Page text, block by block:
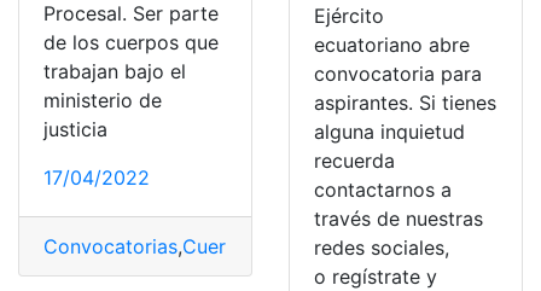
Procesal. Ser parte
de los cuerpos que
trabajan bajo el
ministerio de
justicia
17/04/2022
Convocatorias,Cuerpo España,Justicia,ministerio
Ejército
ecuatoriano abre
convocatoria para
aspirantes. Si tienes
alguna inquietud
recuerda
contactarnos a
través de nuestras
redes sociales,
o regístrate y